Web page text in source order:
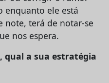
enquanto ele está
note, terá de notar-se
nos espera.
qual a sua estratégia